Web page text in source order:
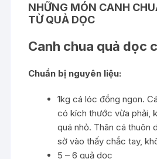
NHỮNG MÓN CANH
TỪ QUẢ DỌC
Canh chua quả dọc
Chuẩn bị nguyên liệu:
1kg cá lóc đồng ngon.
có kích thước vừa phải,
quá nhỏ. Thân cá thuôn
sờ vào thấy chắc tay,
5 – 6 quả dọc